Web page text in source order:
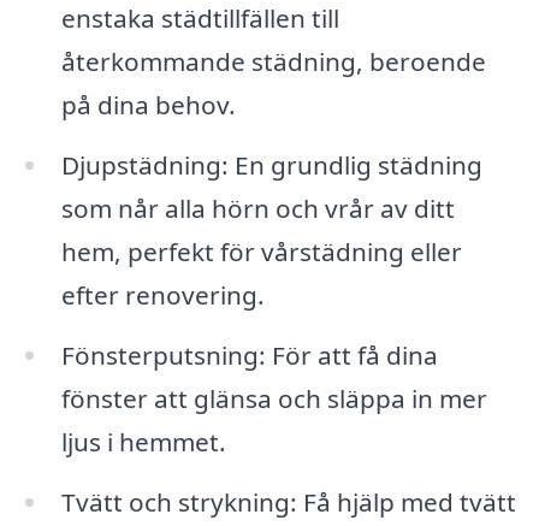
enstaka städtillfällen till
återkommande städning, beroende
på dina behov.
Djupstädning: En grundlig städning
som når alla hörn och vrår av ditt
hem, perfekt för vårstädning eller
efter renovering.
Fönsterputsning: För att få dina
fönster att glänsa och släppa in mer
ljus i hemmet.
Tvätt och strykning: Få hjälp med tvätt